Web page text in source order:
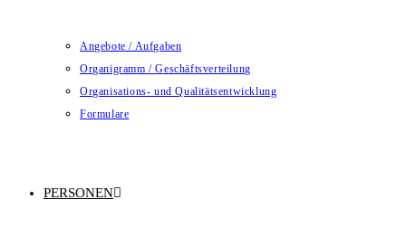
Angebote / Aufgaben
Organigramm / Geschäftsverteilung
Organisations- und Qualitätsentwicklung
Formulare
PERSONEN